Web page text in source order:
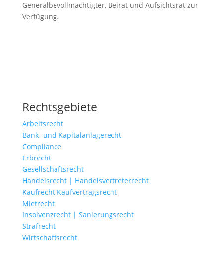
Generalbevollmächtigter, Beirat und Aufsichtsrat zur
Verfügung.
Rechtsgebiete
Arbeitsrecht
Bank- und Kapitalanlagerecht
Compliance
Erbrecht
Gesellschaftsrecht
Handelsrecht | Handelsvertreterrecht
Kaufrecht Kaufvertragsrecht
Mietrecht
Insolvenzrecht | Sanierungsrecht
Strafrecht
Wirtschaftsrecht